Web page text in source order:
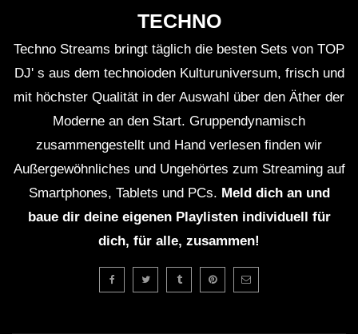
TECHNO
Techno Streams bringt täglich die besten Sets von TOP
DJ' s aus dem technoioden Kulturuniversum, frisch und
mit höchster Qualität in der Auswahl über den Äther der
Moderne an den Start. Gruppendynamisch
zusammengestellt und Hand verlesen finden wir
Außergewöhnliches und Ungehörtes zum Streaming auf
Smartphones, Tablets und PCs. Meld dich an und
baue dir deine eigenen Playlisten individuell für
dich, für alle, zusammen!